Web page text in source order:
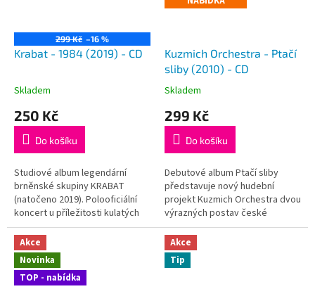
299 Kč –16 %
Krabat - 1984 (2019) - CD
Skladem
250 Kč
Do košíku
Studiové album legendární
brněnské skupiny KRABAT
(natočeno 2019). Polooficiální
koncert u příležitosti kulatých
narozenin členů kapely po 35
letech (v roce 2019) vzbudil
takový zájem, že brzy
následovaly další, již...
Kuzmich Orchestra - Ptačí
sliby (2010) - CD
Skladem
299 Kč
Do košíku
Debutové album Ptačí sliby
představuje nový hudební
projekt Kuzmich Orchestra dvou
výrazných postav české
alternativní scény. Dorota
Barová a Josef Ostřanský mají
za sebou bohatou hudební
kariéru v různých hudebních...
Akce
Novinka
TOP - nabídka
Akce
Tip